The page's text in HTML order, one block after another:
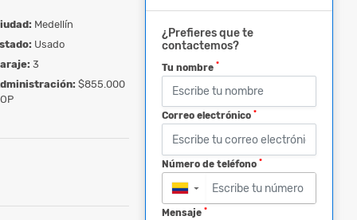
Medellín
Usado
3
$855.000
¿Prefieres que te
contactemos?
Tu nombre *
Correo electrónico *
Número de teléfono *
▼
Mensaje *